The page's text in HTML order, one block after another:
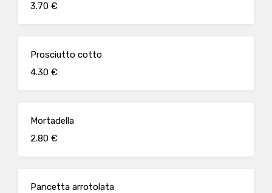
3.70 €
Prosciutto cotto
4.30 €
Mortadella
2.80 €
Pancetta arrotolata